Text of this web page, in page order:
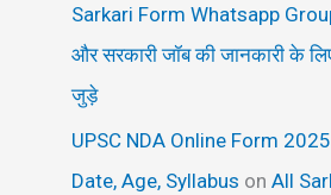
Sarkari Form Whatsapp Group
और सरकारी जॉब की जानकारी के
जुड़े
UPSC NDA Online Form
Date, Age, Syllabus onAll